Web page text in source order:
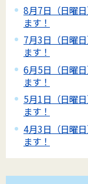
8月7日（日曜
ます！
7月3日（日曜
ます！
6月5日（日曜
ます！
5月1日（日曜
ます！
4月3日（日曜
ます！